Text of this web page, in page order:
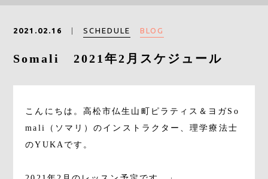
2021.02.16 SCHEDULE BLOG
Somali 2021年2月スケジュール
こんにちは。高松市仏生山町ピラティス＆ヨガSo
mali（ソマリ）のインストラクター、理学療法士
のYUKAです。
090-1326-3602
CONTACT